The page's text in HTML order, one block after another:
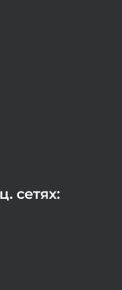
сетях: